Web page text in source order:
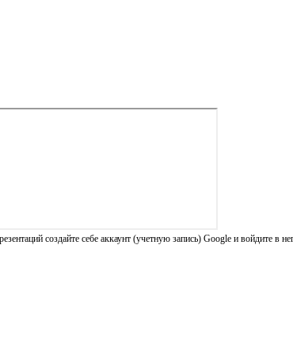
создайте себе аккаунт (учетную запись) Google и войдите в